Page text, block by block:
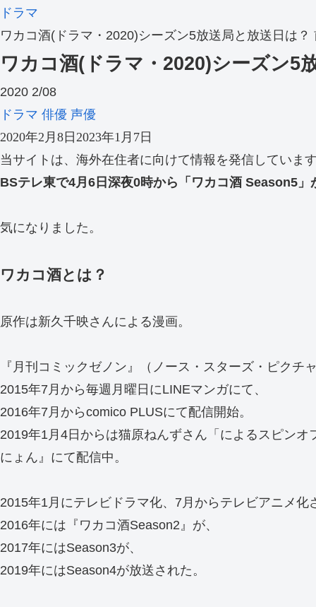
ドラマ
ワカコ酒(ドラマ・2020)シーズン5放送局と放送日は
ワカコ酒(ドラマ・2020)シーズン5
2020 2/08
ドラマ 俳優 声優
2020年2月8日 2023年1月7日
当サイトは、海外在住者に向けて情報を発信していま
BSテレ東で4月6日深夜0時から「ワカコ酒 Season5」
気になりました。
ワカコ酒とは？
原作は新久千映さんによる漫画。
『月刊コミックゼノン』（ノース・スターズ・ピク
2015年7月から毎週月曜日にLINEマンガにて、
2016年7月からcomico PLUSにて配信開始。
2019年1月4日からは猫原ねんずさん「によるスピンオ
にょん』にて配信中。
2015年1月にテレビドラマ化、7月からテレビアニメ化
2016年には『ワカコ酒Season2』が、
2017年にはSeason3が、
2019年にはSeason4が放送された。